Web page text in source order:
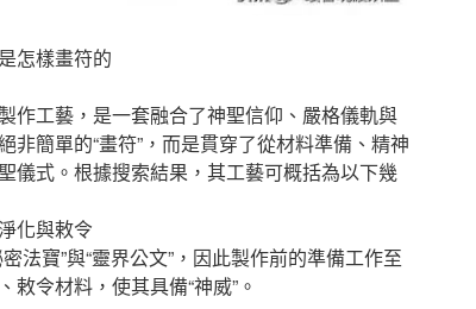
怎樣畫符的
作工藝，是一套融合了神聖信仰、嚴格儀軌與
非簡單的“畫符”，而是貫穿了從材料準備、精神
儀式。根據搜索結果，其工藝可概括為以下幾
化與敕令
法寶”與“靈界公文”，因此製作前的準備工作至
敕令材料，使其具備“神威”。